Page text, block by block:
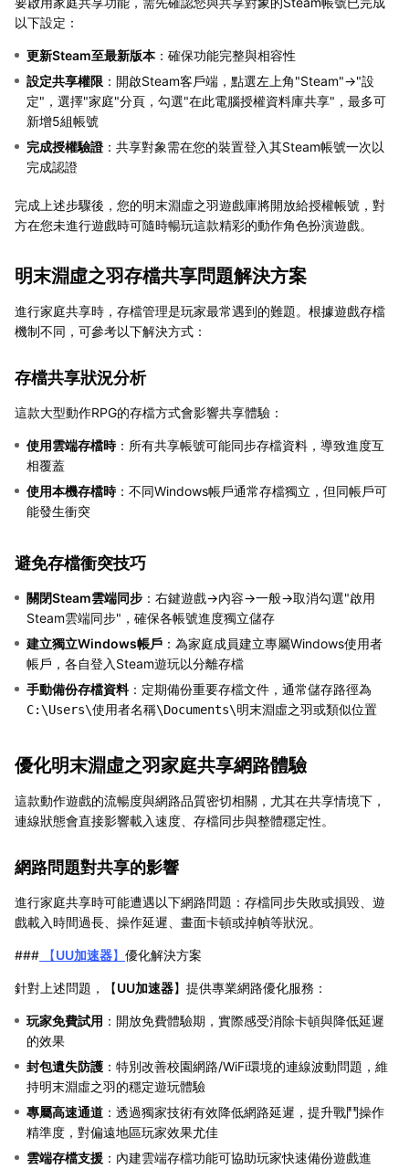
以下設定：
更新Steam至最新版本：確保功能完整與相容性
設定共享權限 ：開啟Steam客戶端，點選左上角"Steam"→"設
定"，選擇"家庭"分頁，勾選"在此電腦授權資料庫共享"，最多可
新增5組帳號
完成授權驗證：共享對象需在您的裝置登入其Steam帳號一次以
完成認證
完成上述步驟後，您的明末淵虛之羽遊戲庫將開放給授權帳號，對
方在您未進行遊戲時可隨時暢玩這款精彩的動作角色扮演遊戲。
明末淵虛之羽存檔共享問題解決方案
進行家庭共享時，存檔管理是玩家最常遇到的難題。根據遊戲存檔
機制不同，可參考以下解決方式：
存檔共享狀況分析
這款大型動作RPG的存檔方式會影響共享體驗：
使用雲端存檔時：所有共享帳號可能同步存檔資料，導致進度互
相覆蓋
使用本機存檔時：不同Windows帳戶通常存檔獨立，但同帳戶可
能發生衝突
避免存檔衝突技巧
關閉Steam雲端同步 ：右鍵遊戲→內容→一般→取消勾選"啟用
Steam雲端同步"，確保各帳號進度獨立儲存
建立獨立Windows帳戶 ：為家庭成員建立專屬Windows使用者
帳戶，各自登入Steam遊玩以分離存檔
手動備份存檔資料：定期備份重要存檔文件，通常儲存路徑為
C:\Users\使用者名稱\Documents\明末淵虛之羽或類似位置
優化明末淵虛之羽家庭共享網路體驗
這款動作遊戲的流暢度與網路品質密切相關，尤其在共享情境下，
連線狀態會直接影響載入速度、存檔同步與整體穩定性。
網路問題對共享的影響
進行家庭共享時可能遭遇以下網路問題：存檔同步失敗或損毀、遊
戲載入時間過長、操作延遲、畫面卡頓或掉幀等狀況。
### 【UU加速器】 優化解決方案
針對上述問題，【UU加速器】提供專業網路優化服務：
玩家免費試用 ：開放免費體驗期，實際感受消除卡頓與降低延遲
的效果
封包遺失防護 ：特別改善校園網路/WiFi環境的連線波動問題，維
持明末淵虛之羽的穩定遊玩體驗
專屬高速通道 ：透過獨家技術有效降低網路延遲，提升戰鬥操作
精準度，對偏遠地區玩家效果尤佳
雲端存檔支援 ：內建雲端存檔功能可協助玩家快速備份遊戲進